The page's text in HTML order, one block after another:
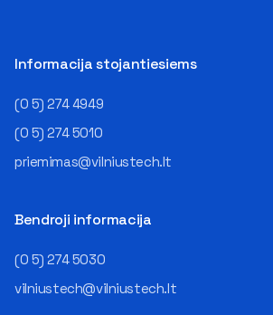
Informacija stojantiesiems
(0 5) 274 4949
(0 5) 274 5010
priemimas@vilniustech.lt
Bendroji informacija
(0 5) 274 5030
vilniustech@vilniustech.lt